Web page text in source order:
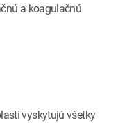
a koagulačnú
vyskytujú všetky